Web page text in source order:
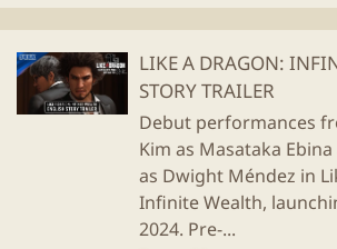
LIKE A DRAGON:
STORY TRAILER
Debut performances
Kim as Masataka
as Dwight Méndez in
Infinite Wealth,
2024. Pre-...